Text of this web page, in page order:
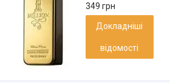
349 грн
Докладніші
відомості